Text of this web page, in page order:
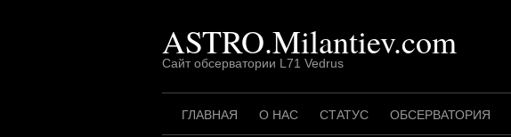
ASTRO.Milantiev.com
Сайт обсерватории L71 Vedrus
ГЛАВНАЯ О НАС СТАТУС ОБСЕРВАТОРИЯ